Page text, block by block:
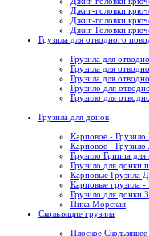
Джиг-головки
Джиг-головки
Джиг-Головки
Грузила для отводного
Грузила для
Грузила для
Грузила для
Грузило для
Грузило для
Грузила для донок
Карповое - Грузило
Карповое -
Грузило Гриппа для
Грузило для донки
Карповые Грузила
Карповые
Грузило для донки
Пика Морская
Скользящие грузила
Плоское Скользящее